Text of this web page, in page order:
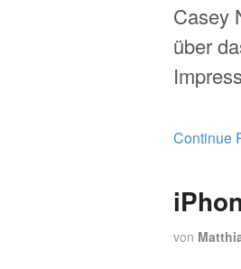
Casey
über
Continue
von